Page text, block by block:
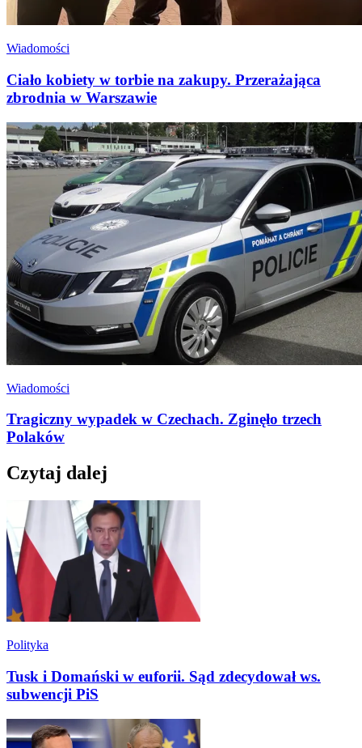
Wiadomości
Ciało kobiety w torbie na zakupy. Przerażająca
zbrodnia w Warszawie
Wiadomości
Tragiczny wypadek w Czechach. Zginęło trzech
Polaków
Czytaj dalej
Polityka
Tusk i Domański w euforii. Sąd zdecydował ws.
subwencji PiS